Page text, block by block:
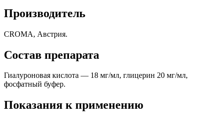
Производитель
CROMA, Австрия.
Состав препарата
Гиалуроновая кислота — 18 мг/мл, глицерин 20 мг/мл,
фосфатный буфер.
Показания к применению